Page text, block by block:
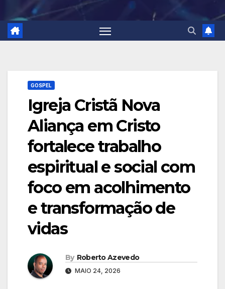
GOSPEL
Igreja Cristã Nova
Aliança em Cristo
fortalece trabalho
espiritual e social com
foco em acolhimento
e transformação de
vidas
By Roberto Azevedo
MAIO 24, 2026